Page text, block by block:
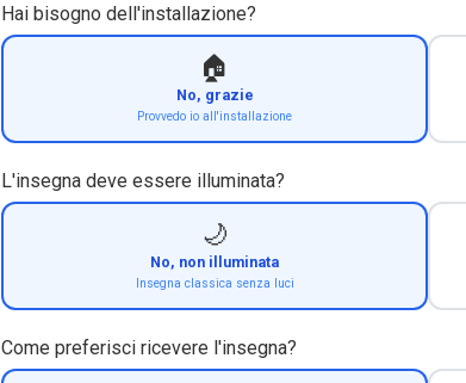
Hai bisogno dell'installazione?
🏠
No, grazie
Provvedo io all'installazione
L'insegna deve essere illuminata?
🌙
No, non illuminata
Insegna classica senza luci
Come preferisci ricevere l'insegna?